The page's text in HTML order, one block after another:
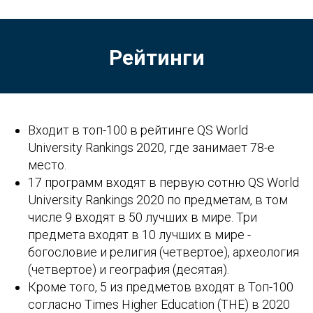
Рейтинги
Входит в топ-100 в рейтинге QS World
University Rankings 2020, где занимает 78-е
место.
17 программ входят в первую сотню QS World
University Rankings 2020 по предметам, в том
числе 9 входят в 50 лучших в мире. Три
предмета входят в 10 лучших в мире -
богословие и религия (четвертое), археология
(четвертое) и география (десятая).
Кроме того, 5 из предметов входят в Топ-100
согласно Times Higher Education (THE) в 2020